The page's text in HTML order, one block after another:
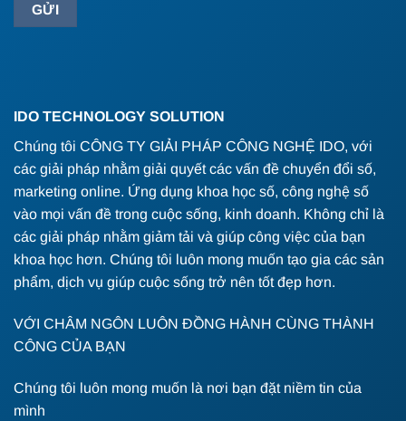
IDO TECHNOLOGY SOLUTION
Chúng tôi CÔNG TY GIẢI PHÁP CÔNG NGHỆ IDO, với
các giải pháp nhằm giải quyết các vấn đề chuyển đổi số,
marketing online. Ứng dụng khoa học số, công nghệ số
vào mọi vấn đề trong cuộc sống, kinh doanh. Không chỉ là
các giải pháp nhằm giảm tải và giúp công việc của bạn
khoa học hơn. Chúng tôi luôn mong muốn tạo gia các sản
phẩm, dịch vụ giúp cuộc sống trở nên tốt đẹp hơn.
VỚI CHÂM NGÔN LUÔN ĐỒNG HÀNH CÙNG THÀNH
CÔNG CỦA BẠN
Chúng tôi luôn mong muốn là nơi bạn đặt niềm tin của
mình